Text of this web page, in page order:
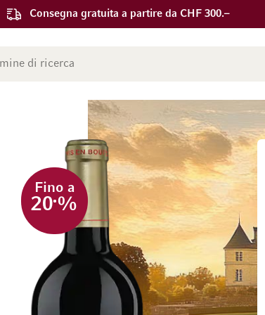
Consegna gratuita a partire da CHF 300.–
Fino a
20%